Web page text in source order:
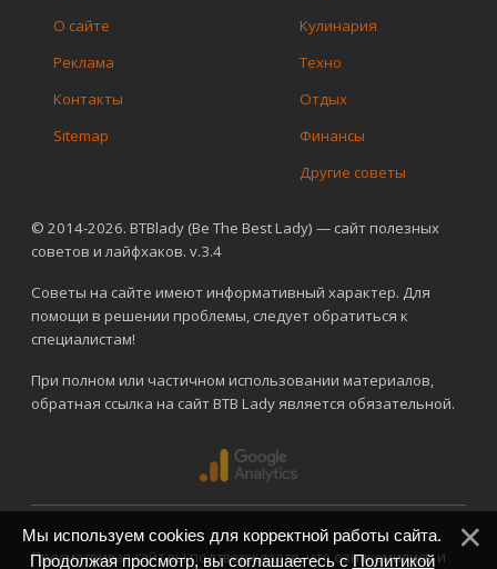
© 2014-2026. BTBlady (Be The Best Lady) — сайт полезных
советов и лайфхаков. v.3.4
Советы на сайте имеют информативный характер. Для
помощи в решении проблемы, следует обратиться к
специалистам!
При полном или частичном использовании материалов,
обратная ссылка на сайт BTB Lady является обязательной.
О сайте
Реклама
Контакты
Sitemap
Кулинария
Техно
Отдых
Финансы
Другие советы
Просматривая сайт вы подтверждаете, что ознакомились и
Мы используем cookies для корректной работы сайта.
Продолжая просмотр, вы соглашаетесь сПолитикой